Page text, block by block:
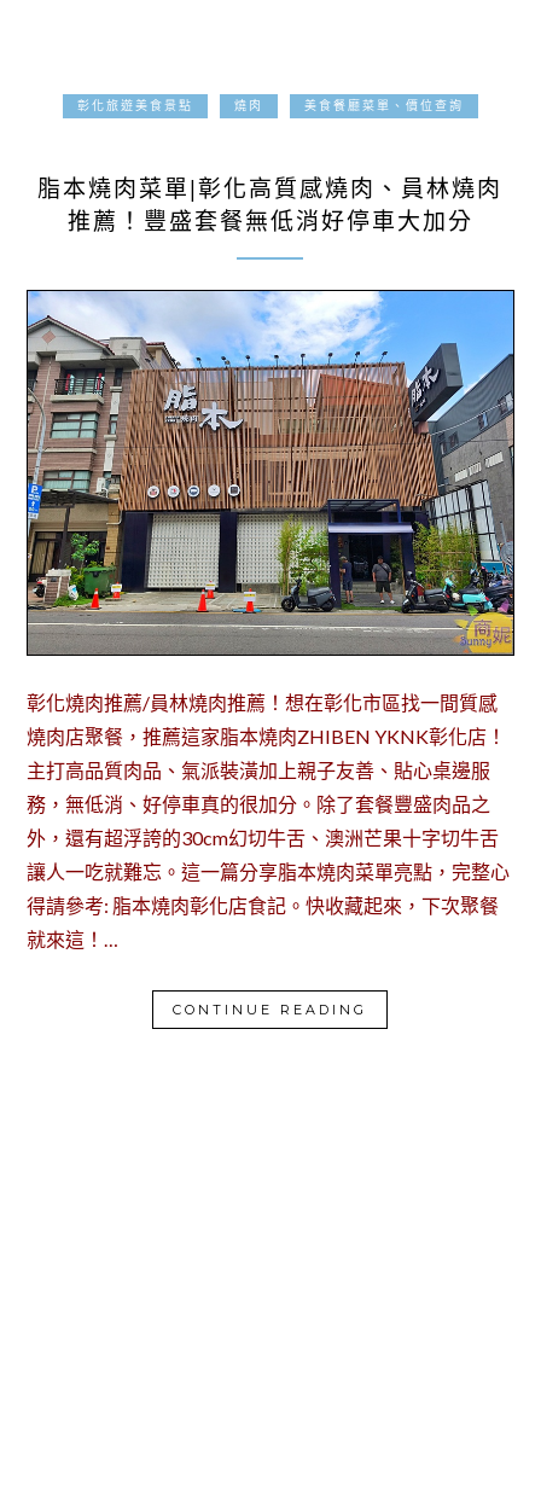
彰化旅遊美食景點 燒肉 美食餐廳菜單、價位查詢
脂本燒肉菜單|彰化高質感燒肉、員林燒肉
推薦！豐盛套餐無低消好停車大加分
彰化燒肉推薦/員林燒肉推薦！想在彰化市區找一間質感
燒肉店聚餐，推薦這家脂本燒肉ZHIBEN YKNK彰化店！
主打高品質肉品、氣派裝潢加上親子友善、貼心桌邊服
務，無低消、好停車真的很加分。除了套餐豐盛肉品之
外，還有超浮誇的30cm幻切牛舌、澳洲芒果十字切牛舌
讓人一吃就難忘。這一篇分享脂本燒肉菜單亮點，完整心
得請參考: 脂本燒肉彰化店食記。快收藏起來，下次聚餐
就來這！…
CONTINUE READING